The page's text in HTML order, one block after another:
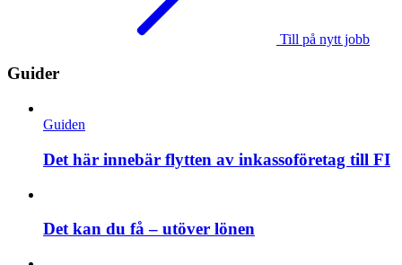
Till på nytt jobb
Guider
Guiden
Det här innebär flytten av inkassoföretag till FI
Det kan du få – utöver lönen